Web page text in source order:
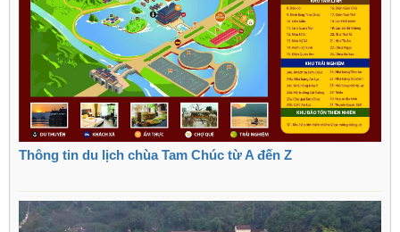
Thông tin du lịch chùa Tam Chúc từ A đến Z